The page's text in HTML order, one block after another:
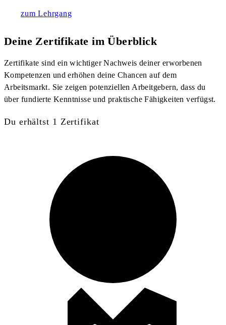
zum Lehrgang
Deine Zertifikate im Überblick
Zertifikate sind ein wichtiger Nachweis deiner erworbenen
Kompetenzen und erhöhen deine Chancen auf dem
Arbeitsmarkt. Sie zeigen potenziellen Arbeitgebern, dass du
über fundierte Kenntnisse und praktische Fähigkeiten verfügst.
Du erhältst 1 Zertifikat